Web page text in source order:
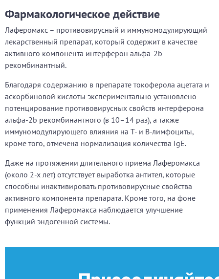
Фармакологическое действие
Лаферомакс – противовирусный и иммуномодулирующий
лекарственный препарат, который содержит в качестве
активного компонента интерферон альфа-2b
рекомбинантный.
Благодаря содержанию в препарате токоферола ацетата и
аскорбиновой кислоты экспериментально установлено
потенцирование противовирусных свойств интерферона
альфа-2b рекомбинантного (в 10–14 раз), а также
иммуномодулирующего влияния на Т- и В-лимфоциты,
кроме того, отмечена нормализация количества IgE.
Даже на протяжении длительного приема Лаферомакса
(около 2-х лет) отсутствует выработка антител, которые
способны инактивировать противовирусные свойства
активного компонента препарата. Кроме того, на фоне
применения Лаферомакса наблюдается улучшение
функций эндогенной системы.